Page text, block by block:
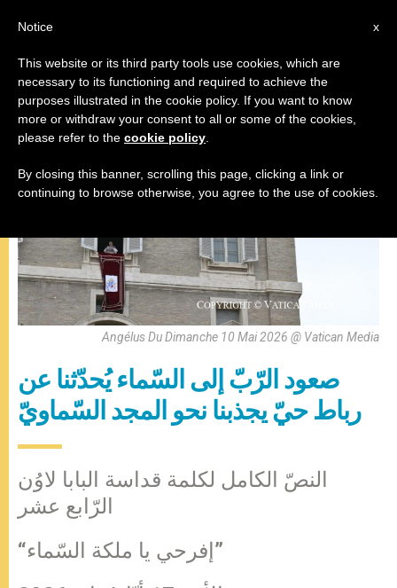
صلاة التبشير الملائكي
Angélus Du Dimanche 10 Mai 2026 @ Vatican Media
صعود الرّبّ إلى السّماء يُحدّثنا عن
رباط حيّ يجذبنا نحو المجد السّماويّ
النصّ الكامل لكلمة قداسة البابا لاوُن
الرّابع عشر
“إفرحي يا ملكة السّماء”
x
Notice
This website or its third party tools use cookies, which are
necessary to its functioning and required to achieve the
purposes illustrated in the cookie policy. If you want to know
more or withdraw your consent to all or some of the cookies,
please refer to the cookie policy
By closing this banner, scrolling this page, clicking a link or
continuing to browse otherwise, you agree to the use of cookies.